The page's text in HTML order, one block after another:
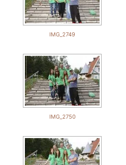
IMG_2749
IMG_2750